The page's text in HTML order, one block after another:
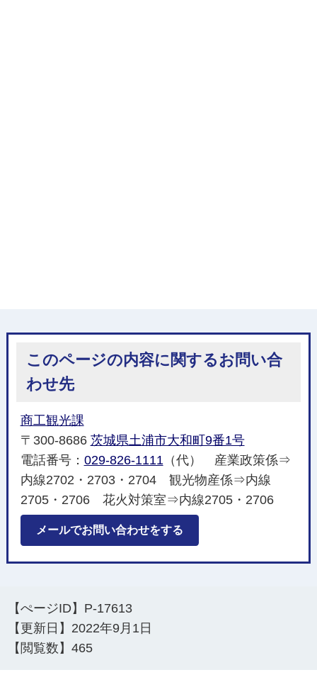
このページの内容に関するお問い合
わせ先
商工観光課
〒300-8686 茨城県土浦市大和町9番1号
電話番号： 029-826-1111 （代） 産業政策係⇒
内線2702・2703・2704 観光物産係⇒内線
2705・2706 花火対策室⇒内線2705・2706
メールでお問い合わせをする
【ぺージID】 P-17613
【更新日】 2022年9月1日
【閲覧数】465